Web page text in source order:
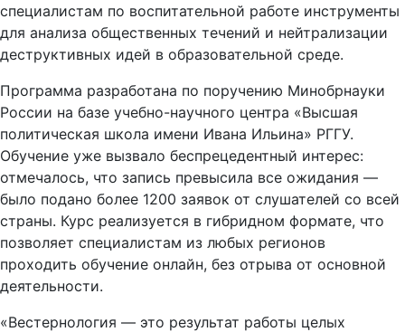
специалистам по воспитательной работе инструменты
для анализа общественных течений и нейтрализации
деструктивных идей в образовательной среде.
Программа разработана по поручению Минобрнауки
России на базе учебно-научного центра «Высшая
политическая школа имени Ивана Ильина» РГГУ.
Обучение уже вызвало беспрецедентный интерес:
отмечалось, что запись превысила все ожидания —
было подано более 1200 заявок от слушателей со всей
страны. Курс реализуется в гибридном формате, что
позволяет специалистам из любых регионов
проходить обучение онлайн, без отрыва от основной
деятельности.
«Вестернология — это результат работы целых